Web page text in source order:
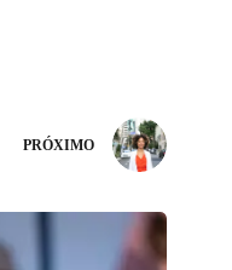
PRÓXIMO